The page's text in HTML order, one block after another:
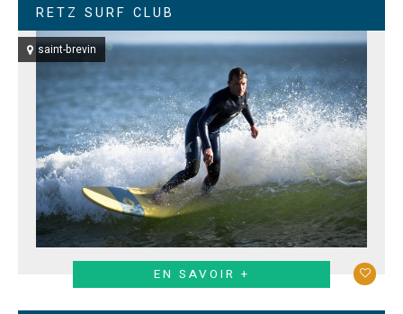
RETZ SURF CLUB
saint-brevin
EN SAVOIR +